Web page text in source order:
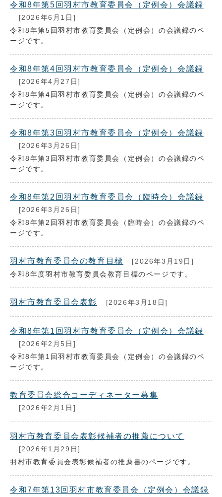
令和8年第5回羽村市教育委員会（定例会）会議録
[2026年6月1日]
令和8年第5回羽村市教育委員会（定例会）の会議録のペ
ージです。
令和8年第4回羽村市教育委員会（定例会）会議録
[2026年4月27日]
令和8年第4回羽村市教育委員会（定例会）の会議録のペ
ージです。
令和8年第3回羽村市教育委員会（定例会）会議録
[2026年3月26日]
令和8年第3回羽村市教育委員会（定例会）の会議録のペ
ージです。
令和8年第2回羽村市教育委員会（臨時会）会議録
[2026年3月26日]
令和8年第2回羽村市教育委員会（臨時会）の会議録のペ
ージです。
羽村市教育委員会の教育目標
[2026年3月19日]
令和8年度羽村市教育委員会教育目標のページです。
羽村市教育委員会表彰 [2026年3月18日]
令和8年第1回羽村市教育委員会（定例会）会議録
[2026年2月5日]
令和8年第1回羽村市教育委員会（定例会）の会議録のペ
ージです。
教育委員会総合コーディネーター募集
[2026年2月1日]
羽村市教育委員会表彰候補者の推薦について
[2026年1月29日]
羽村市教育委員会表彰候補者の推薦書のページです。
令和7年第13回羽村市教育委員会（定例会）会議録